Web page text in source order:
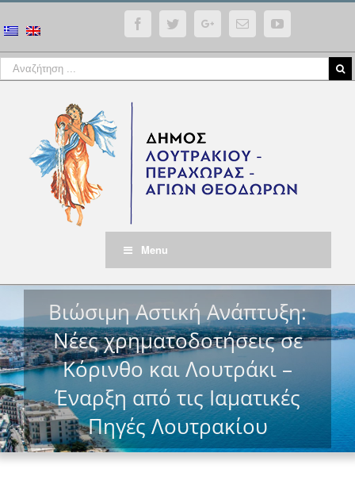
FacebookTwitterGoogle+Email YouTube
Menu
Βιώσιμη Αστική Ανάπτυξη:
Νέες χρηματοδοτήσεις σε
Κόρινθο και Λουτράκι –
Έναρξη από τις Ιαματικές
Πηγές Λουτρακίου